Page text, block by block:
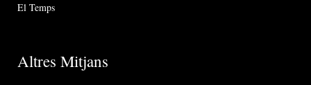
El Temps
Altres Mitjans